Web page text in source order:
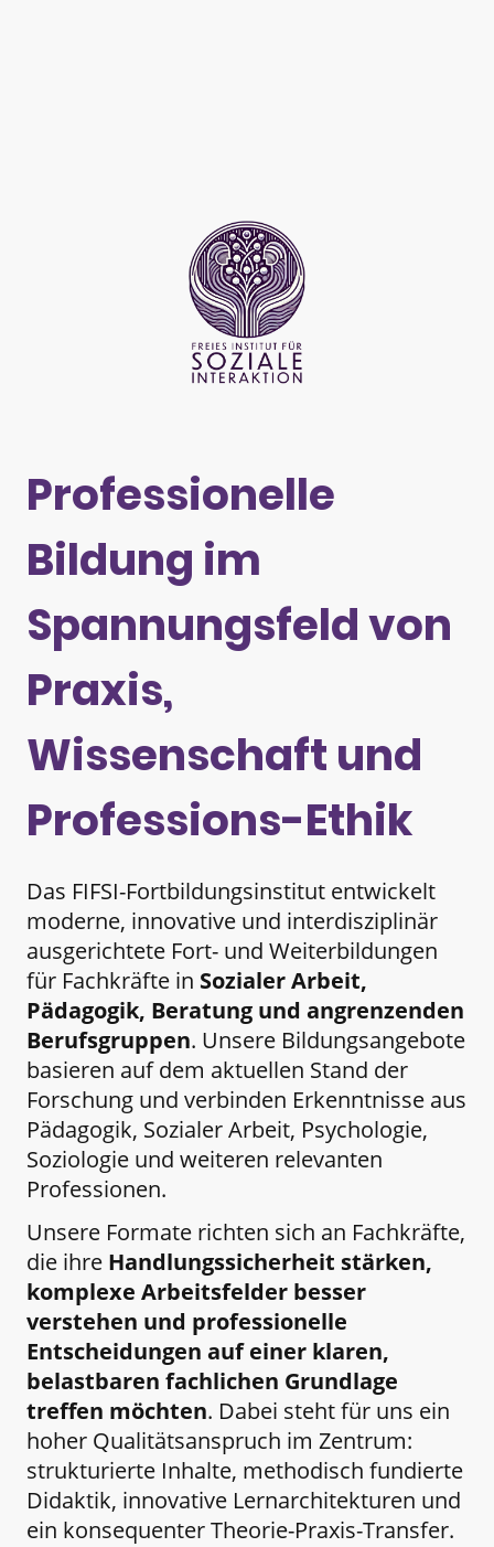
Professionelle
Bildung im
Spannungsfeld von
Praxis,
Wissenschaft und
Professions-Ethik
Das FIFSI-Fortbildungsinstitut entwickelt
moderne, innovative und interdisziplinär
ausgerichtete Fort- und Weiterbildungen
für Fachkräfte in Sozialer Arbeit,
Pädagogik, Beratung und angrenzenden
Berufsgruppen. Unsere Bildungsangebote
basieren auf dem aktuellen Stand der
Forschung und verbinden Erkenntnisse aus
Pädagogik, Sozialer Arbeit, Psychologie,
Soziologie und weiteren relevanten
Professionen.
Unsere Formate richten sich an Fachkräfte,
die ihre Handlungssicherheit stärken,
komplexe Arbeitsfelder besser
verstehen und professionelle
Entscheidungen auf einer klaren,
belastbaren fachlichen Grundlage
treffen möchten. Dabei steht für uns ein
hoher Qualitätsanspruch im Zentrum:
strukturierte Inhalte, methodisch fundierte
Didaktik, innovative Lernarchitekturen und
ein konsequenter Theorie-Praxis-Transfer.